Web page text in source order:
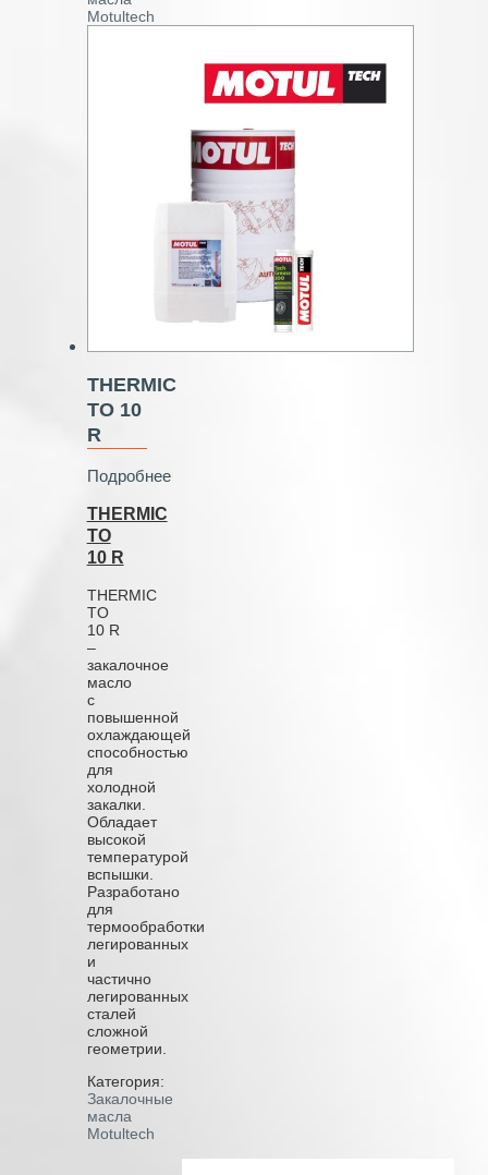
Motultech
THERMIC
TO 10
R
Подробнее
THERMIC
TO
10 R
THERMIC
TO
10 R
–
закалочное
масло
с
повышенной
охлаждающей
способностью
для
холодной
закалки.
Обладает
высокой
температурой
вспышки.
Разработано
для
термообработки
легированных
и
частично
легированных
сталей
сложной
геометрии.
Категория:
Закалочные
масла
Motultech